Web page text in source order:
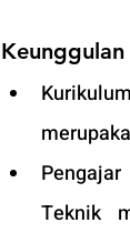
Keunggulan
Teknik